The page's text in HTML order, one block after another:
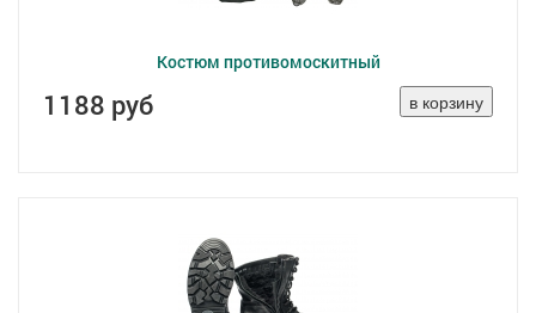
Костюм противомоскитный
1188 руб